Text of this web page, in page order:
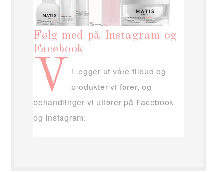
Følg med på Instagram og
Facebook
V
i legger ut våre tilbud og
produkter vi fører, og
behandlinger vi utfører på Facebook
og Instagram.